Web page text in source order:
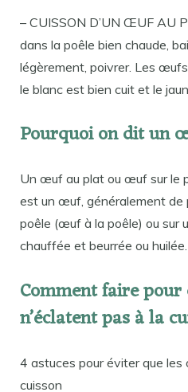
– CUISSON D’UN ŒUF AU
dans la poêle bien chaude,
légèrement, poivrer. Les
le blanc est bien cuit et le
Pourquoi on dit un
Un œuf au plat ou œuf sur le
est un œuf, généralement de
poêle (œuf à la poêle) ou sur
chauffée et beurrée ou huilée.
Comment faire
n’éclatent pas à la
4 astuces pour éviter que les
cuisson